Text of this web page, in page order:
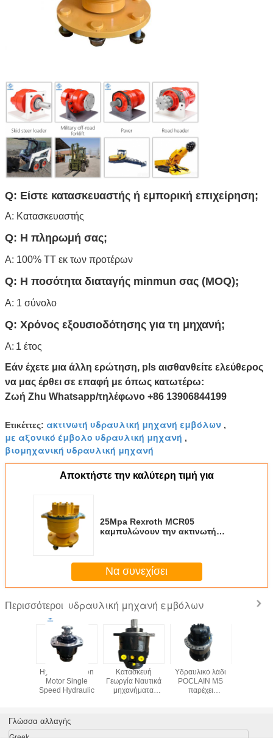
Q: Είστε κατασκευαστής ή εμπορική επιχείρηση;
Α: Κατασκευαστής
Q: Η πληρωμή σας;
Α: 100% TT εκ των προτέρων
Q: Η ποσότητα διαταγής minmun σας (MOQ);
Α: 1 σύνολο
Q: Χρόνος εξουσιοδότησης για τη μηχανή;
Α: 1 έτος
Εάν έχετε μια άλλη ερώτηση, pls αισθανθείτε ελεύθερος
να μας έρθει σε επαφή με όπως κατωτέρω:
Ζωή Zhu Whatsapp/τηλέφωνο +86 13906844199
Ετικέττες: ακτινωτή υδραυλική μηχανή εμβόλων ,
με αξονικό έμβολο υδραυλική μηχανή ,
βιομηχανική υδραυλική μηχανή
Αποκτήστε την καλύτερη τιμή για
25Mpa Rexroth MCR05
καμπυλώνουν την ακτινωτή
Να συνεχίσει
Περισσότεροι υδραυλική μηχανή εμβόλων
για
Hydraulic Piston
Motor Single
Speed Hydraulic
Κατασκευή
Γεωργία Ναυτικά
μηχανήματα
Υδραυλικός
Υδραυλικό λάδι
POCLAIN MS
παρέχει
Ιδανικός
Γλώσσα αλλαγής